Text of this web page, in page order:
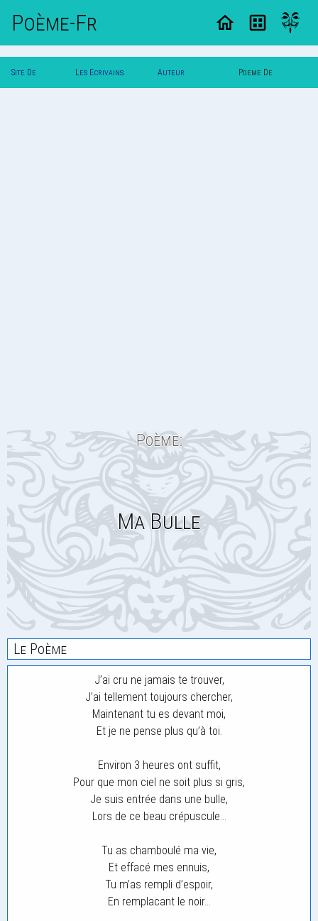
Poème-Fr
Site De Les Ecrivains Auteur Poeme De
Poème:
Ma Bulle
Le Poème
J’ai cru ne jamais te trouver,
J’ai tellement toujours chercher,
Maintenant tu es devant moi,
Et je ne pense plus qu’à toi.
Environ 3 heures ont suffit,
Pour que mon ciel ne soit plus si gris,
Je suis entrée dans une bulle,
Lors de ce beau crépuscule…
Tu as chamboulé ma vie,
Et effacé mes ennuis,
Tu m’as rempli d’espoir,
En remplacant le noir…